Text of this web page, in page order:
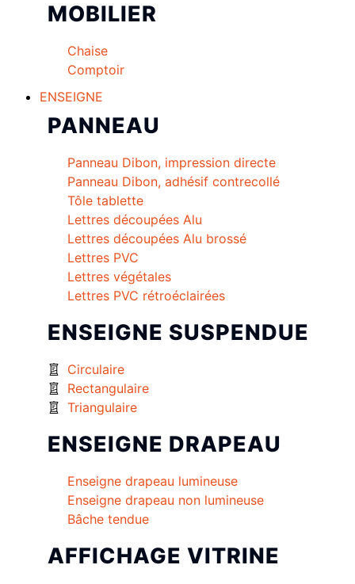
MOBILIER
Chaise
Comptoir
ENSEIGNE
PANNEAU
Panneau Dibon, impression directe
Panneau Dibon, adhésif contrecollé
Tôle tablette
Lettres découpées Alu
Lettres découpées Alu brossé
Lettres PVC
Lettres végétales
Lettres PVC rétroéclairées
ENSEIGNE SUSPENDUE
Circulaire
Rectangulaire
Triangulaire
ENSEIGNE DRAPEAU
Enseigne drapeau lumineuse
Enseigne drapeau non lumineuse
Bâche tendue
AFFICHAGE VITRINE